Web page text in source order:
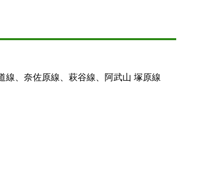
線、奈佐原線、萩谷線、阿武山 塚原線